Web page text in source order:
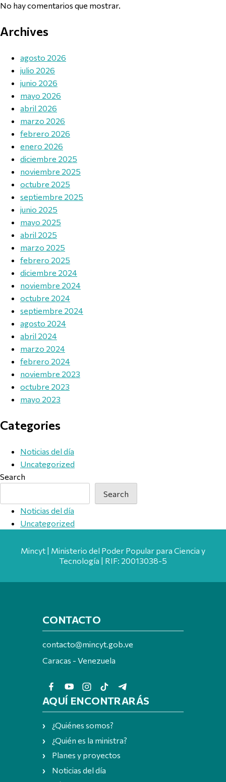
No hay comentarios que mostrar.
Archives
agosto 2026
julio 2026
junio 2026
mayo 2026
abril 2026
marzo 2026
febrero 2026
enero 2026
diciembre 2025
noviembre 2025
octubre 2025
septiembre 2025
junio 2025
mayo 2025
abril 2025
marzo 2025
febrero 2025
diciembre 2024
noviembre 2024
octubre 2024
septiembre 2024
agosto 2024
abril 2024
marzo 2024
febrero 2024
noviembre 2023
octubre 2023
mayo 2023
Categories
Noticias del día
Uncategorized
Search
Search
Noticias del día
Uncategorized
Mincyt | Ministerio del Poder Popular para Ciencia y
Tecnología | RIF: 20013038-5
CONTACTO
contacto@mincyt.gob.ve
Caracas - Venezuela
AQUÍ ENCONTRARÁS
¿Quiénes somos?
¿Quién es la ministra?
Planes y proyectos
Noticias del día